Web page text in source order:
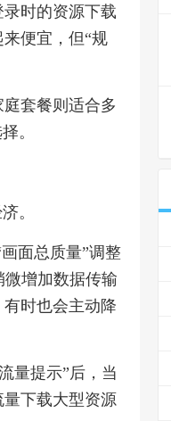
时的资源下载
便宜，但“规
套餐则适合多
。
。
面总质量”调整
微增加数据传输
时也会主动降
量提示”后，当
下载大型资源